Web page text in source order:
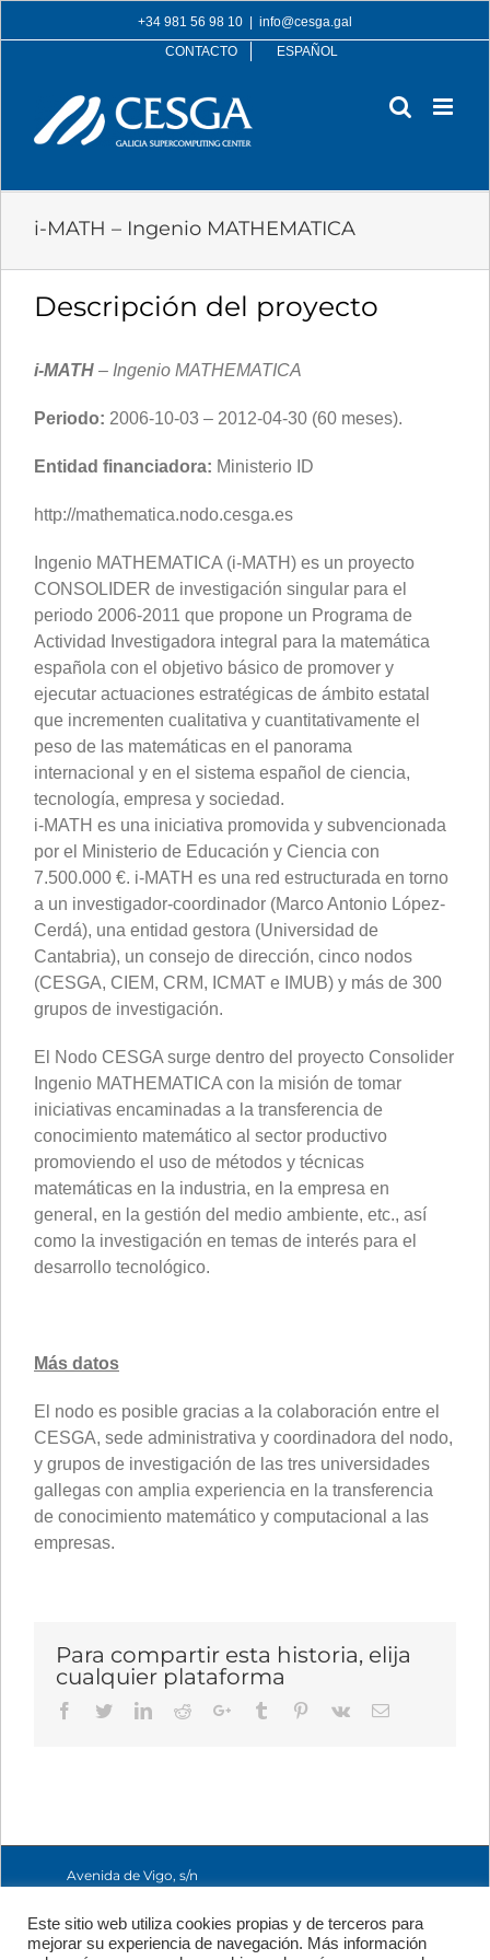
to
+34 981 56 98 10
info@cesga.gal
CONTACTO
ESPAÑOL
i-MATH – Ingenio MATHEMATICA
Descripción del proyecto
i-MATH – Ingenio MATHEMATICA
Periodo: 2006-10-03 – 2012-04-30 (60 meses).
Entidad financiadora: Ministerio ID
http://mathematica.nodo.cesga.es
Ingenio MATHEMATICA (i-MATH) es un proyecto
CONSOLIDER de investigación singular para el
periodo 2006-2011 que propone un Programa de
Actividad Investigadora integral para la matemática
española con el objetivo básico de promover y
ejecutar actuaciones estratégicas de ámbito estatal
que incrementen cualitativa y cuantitativamente el
peso de las matemáticas en el panorama
internacional y en el sistema español de ciencia,
tecnología, empresa y sociedad.
i-MATH es una iniciativa promovida y subvencionada
por el Ministerio de Educación y Ciencia con
7.500.000 €. i-MATH es una red estructurada en torno
a un investigador-coordinador (Marco Antonio López-
Cerdá), una entidad gestora (Universidad de
Cantabria), un consejo de dirección, cinco nodos
(CESGA, CIEM, CRM, ICMAT e IMUB) y más de 300
grupos de investigación.
El Nodo CESGA surge dentro del proyecto Consolider
Ingenio MATHEMATICA con la misión de tomar
iniciativas encaminadas a la transferencia de
conocimiento matemático al sector productivo
promoviendo el uso de métodos y técnicas
matemáticas en la industria, en la empresa en
general, en la gestión del medio ambiente, etc., así
como la investigación en temas de interés para el
desarrollo tecnológico.
Más datos
El nodo es posible gracias a la colaboración entre el
CESGA, sede administrativa y coordinadora del nodo,
y grupos de investigación de las tres universidades
gallegas con amplia experiencia en la transferencia
de conocimiento matemático y computacional a las
empresas.
Para compartir esta historia, elija
cualquier plataforma
Facebook
TwitterLinkedIn
RedditGoogle+Tumblr Pinterest
Vk Email
Avenida de Vigo, s/n
Compostela, A
Coruña, España
+34 981 56 98 10
Este sitio web utiliza cookies propias y de terceros para
mejorar su experiencia de navegación. Más información